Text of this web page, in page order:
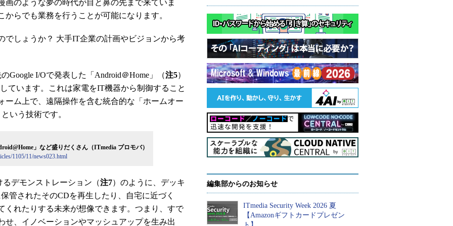
画のような夢の時代が目と鼻の先まで来ていま
らでも業務を行うことが可能になります。
しょうか？ 大手IT企業の計画やビジョンから考
I/Oで発表した「Android＠Home」（注5）
ています。これは家電をIT機器から制御すること
ーム上で、遠隔操作を含む統合的な「ホームオー
いう技術です。
」など盛りだくさん（ITmedia プロモバ）
1105/11/news023.html
デモンストレーション（注7）のように、デッキ
管されたそのCDを再生したり、自宅に近づく
くれたりする未来が想像できます。つまり、すで
せ、イノベーションやマッシュアップを生み出
編集部からのお知らせ
ITmedia Security Week 2026 夏
【Amazonギフトカードプレゼン